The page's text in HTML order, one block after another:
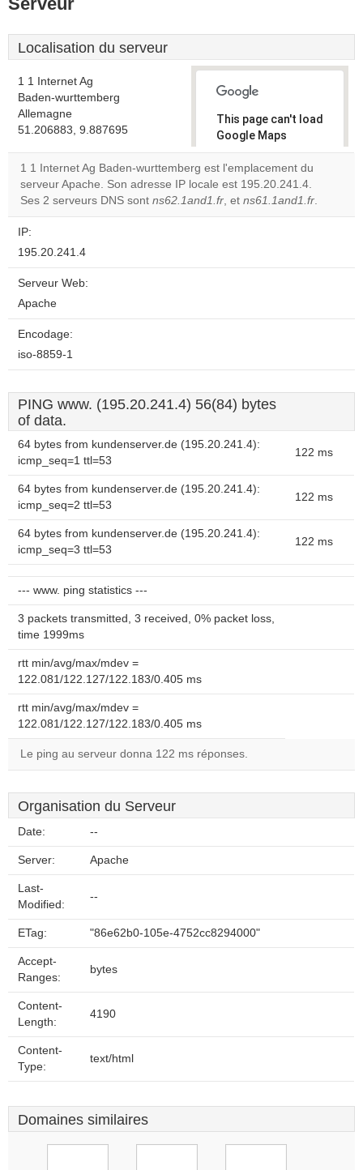
Localisation du serveur
1 1 Internet Ag
Baden-wurttemberg
Allemagne
51.206883, 9.887695
This page can't load
Google Maps
correctly.
Do you
own this
OK
1 1 Internet Ag Baden-wurttemberg est l'emplacement du
serveur Apache. Son adresse IP locale est 195.20.241.4.
Ses 2 serveurs DNS sont ns62.1and1.fr, et ns61.1and1.fr.
IP:
195.20.241.4
Serveur Web:
Apache
Encodage:
iso-8859-1
PING www. (195.20.241.4) 56(84) bytes
of data.
64 bytes from kundenserver.de (195.20.241.4):
icmp_seq=1 ttl=53
122 ms
64 bytes from kundenserver.de (195.20.241.4):
icmp_seq=2 ttl=53
122 ms
64 bytes from kundenserver.de (195.20.241.4):
icmp_seq=3 ttl=53
122 ms
--- www. ping statistics ---
3 packets transmitted, 3 received, 0% packet loss,
time 1999ms
rtt min/avg/max/mdev =
122.081/122.127/122.183/0.405 ms
rtt min/avg/max/mdev =
122.081/122.127/122.183/0.405 ms
Le ping au serveur donna 122 ms réponses.
Organisation du Serveur
Date: --
Server: Apache
Last-
Modified:
--
ETag: "86e62b0-105e-4752cc8294000"
Accept-
Ranges:
bytes
Content-
Length:
4190
Content-
Type:
text/html
Domaines similaires